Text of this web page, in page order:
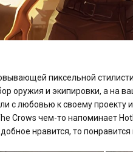
пиксельной
оружия и экипировки, а на
с любовью к своему
Crows чем-то напоминает
нравится, то понравится